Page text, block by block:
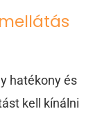
hatékony és
kell kínálni